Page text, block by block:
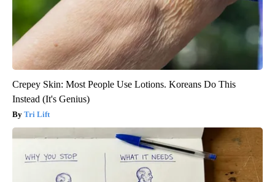
Crepey Skin: Most People Use Lotions. Koreans Do This
Instead (It's Genius)
Tri Lift